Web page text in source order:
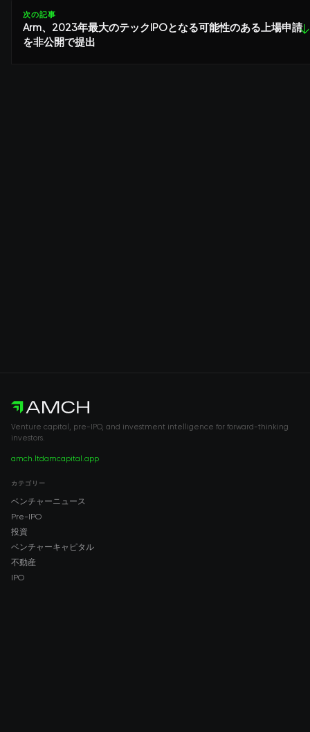
次の記事
Arm、2023年最大のテックIPOとなる可能性のある上場申請
を非公開で提出
↓
Venture capital, pre-IPO, and investment intelligence for forward-thinking
investors.
amch.ltdamcapital.app
カテゴリー
ベンチャーニュース
Pre-IPO
投資
ベンチャーキャピタル
不動産
IPO